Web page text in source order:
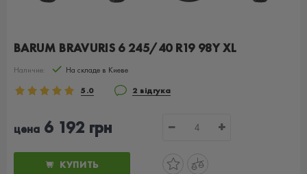
BARUM BRAVURIS 6 245/40 R19 98Y XL
Наличие:
На складе в Киеве
5.0
2 відгука
цена 6 192 грн − +
КУПИТЬ